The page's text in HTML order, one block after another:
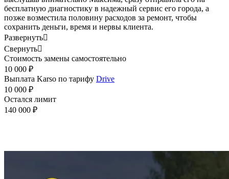
бесплатную диагностику в надежный сервис его города, а
позже возместила половину расходов за ремонт, чтобы
сохранить деньги, время и нервы клиента.
Развернуть
Свернуть
Стоимость замены самостоятельно
10 000 ₽
Выплата Karso по тарифу Drive
10 000 ₽
Остался лимит
140 000 ₽